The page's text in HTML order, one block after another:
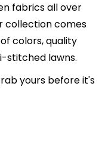
fabrics all over
collection comes
colors, quality
stitched lawns.
yours before it's